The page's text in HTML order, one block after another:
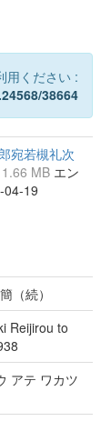
用ください :
38664
宛若槻礼次
1.66 MB エン
04-19
（続）
Reijirou to
アテ ワカツ